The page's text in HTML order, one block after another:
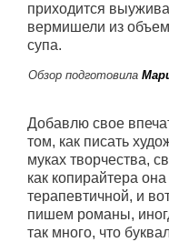
приходится
вермишели из
супа.
Обзор подготовила
Добавлю свое
том, как писать
муках творчества,
как копирайтера
терапевтичной, и
пишем романы,
так много, что